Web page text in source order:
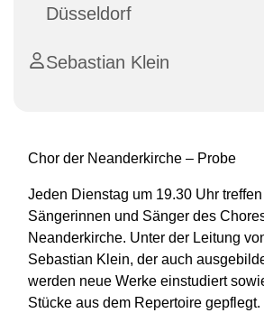
Düsseldorf
Sebastian Klein
Chor der Neanderkirche – Probe
Jeden Dienstag um 19.30 Uhr
Sängerinnen und Sänger des
Neanderkirche. Unter der Leitung
Sebastian Klein, der auch
werden neue Werke einstudiert
Stücke aus dem Repertoire